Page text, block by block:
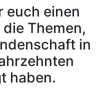
euch einen
Themen,
in
haben.